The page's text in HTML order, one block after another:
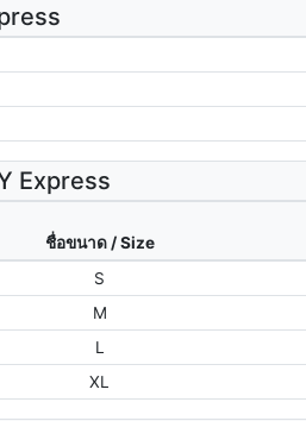
Express
ชื่อขนาด / Size
S
M
L
XL